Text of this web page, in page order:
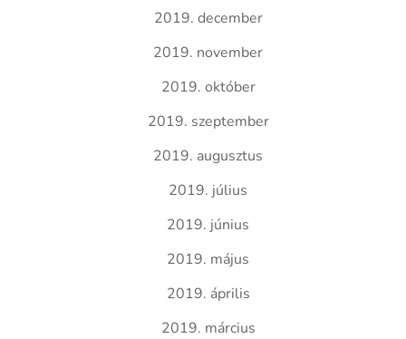
2019. december
2019. november
2019. október
2019. szeptember
2019. augusztus
2019. július
2019. június
2019. május
2019. április
2019. március